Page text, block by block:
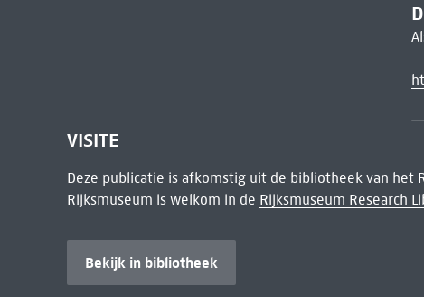
VISITE
Deze publicatie is afkomstig uit de bibliotheek van het
Rijksmuseum is welkom in de Rijksmuseum Research
Bekijk in bibliotheek